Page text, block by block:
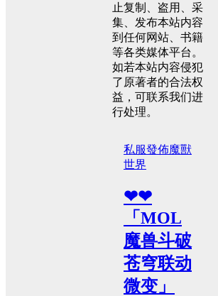
止复制、盗用、采
集、发布本站内容
到任何网站、书籍
等各类媒体平台。
如若本站内容侵犯
了原著者的合法权
益，可联系我们进
行处理。
私服發佈魔獸
世界
❤❤
「MOL
魔兽斗破
苍穹联动
微变」